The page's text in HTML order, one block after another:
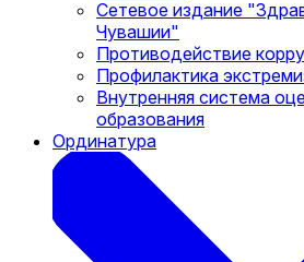
Сетевое издание
Чувашии"
Противодействие
Профилактика
Внутренняя система
образования
Ординатура